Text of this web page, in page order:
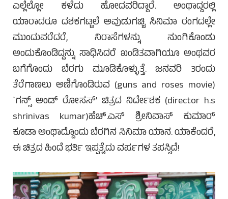
ಎಲ್ಲೆಲ್ಲೋ ಕಳೆದು ಹೋದವರಿದ್ದಾರೆ. ಅಂಥಾದ್ದರಲ್ಲಿ
ಯಾರಾದರೂ ದಶಕಗಟ್ಟಲೆ ಅವುಡುಗಚ್ಚಿ ಸಿನಿಮಾ ರಂಗದಲ್ಲೇ
ಮುಂದುವರೆದರೆ, ನಿರಾಸೆಗಳನ್ನು ನುಂಗಿಕೊಂಡು
ಅಂದುಕೊಂಡಿದ್ದನ್ನು ಸಾಧಿಸಿದರೆ ಖಂಡಿತವಾಗಿಯೂ ಅಂಥವರ
ಬಗೆಗೊಂದು ಬೆರಗು ಮೂಡಿಕೊಳ್ಳುತ್ತೆ. ಜನವರಿ 3ರಂದು
ತೆರೆಗಾಣಲು ಅಣಿಗೊಂಡಿರುವ (guns and roses movie)
`ಗನ್ಸ್ ಅಂಡ್ ರೋಸಸ್’ ಚಿತ್ರದ ನಿರ್ದೇಶಕ (director h.s
shrinivas kumar)ಹೆಚ್.ಎಸ್ ಶ್ರೀನಿವಾಸ್ ಕುಮಾರ್
ಕೂಡಾ ಅಂಥಾದ್ದೊಂದು ಬೆರಗಿನ ಸಿನಿಮಾ ಯಾನ. ಯಾಕೆಂದರೆ,
ಈ ಚಿತ್ರದ ಹಿಂದೆ ಭರ್ತಿ ಇಪ್ಪತೈದು ವರ್ಷಗಳ ತಪಸ್ಸಿದೆ!